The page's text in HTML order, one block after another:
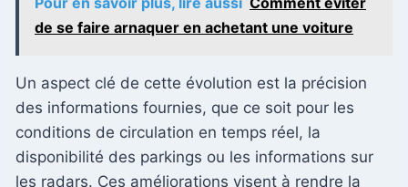
de se faire arnaquer en achetant une voiture
Un aspect clé de cette évolution est la précision
des informations fournies, que ce soit pour les
conditions de circulation en temps réel, la
disponibilité des parkings ou les informations sur
les radars. Ces améliorations visent à rendre la